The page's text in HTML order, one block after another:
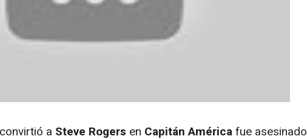
a Steve Rogers en Capitán Américafue asesinado